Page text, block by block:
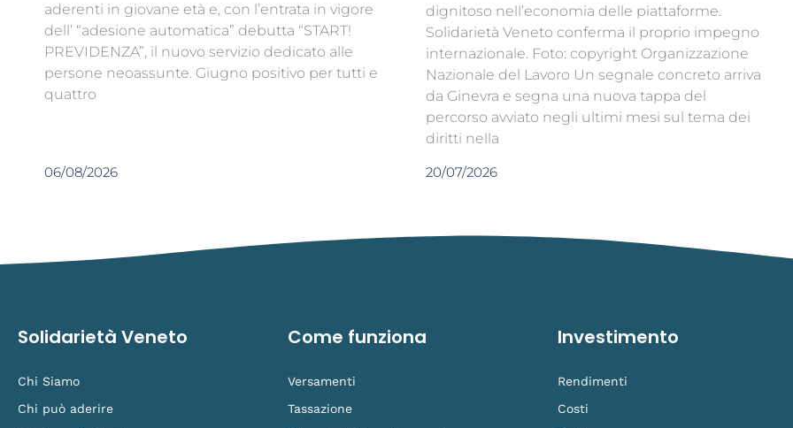
aderenti in giovane età e, con l’entrata in vigore
dell’ “adesione automatica” debutta “START!
PREVIDENZA”, il nuovo servizio dedicato alle
persone neoassunte. Giugno positivo per tutti e
quattro
06/08/2026
dignitoso nell’economia delle piattaforme.
Solidarietà Veneto conferma il proprio impegno
internazionale. Foto: copyright Organizzazione
Nazionale del Lavoro Un segnale concreto arriva
da Ginevra e segna una nuova tappa del
percorso avviato negli ultimi mesi sul tema dei
diritti nella
20/07/2026
Solidarietà Veneto
Chi Siamo
Chi può aderire
Come funziona
Versamenti
Tassazione
Investimento
Rendimenti
Costi